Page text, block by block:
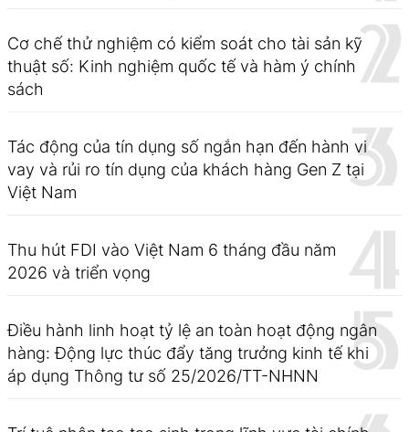
Cơ chế thử nghiệm có kiểm soát cho tài sản kỹ
thuật số: Kinh nghiệm quốc tế và hàm ý chính
sách
Tác động của tín dụng số ngắn hạn đến hành vi
vay và rủi ro tín dụng của khách hàng Gen Z tại
Việt Nam
Thu hút FDI vào Việt Nam 6 tháng đầu năm
2026 và triển vọng
Điều hành linh hoạt tỷ lệ an toàn hoạt động ngân
hàng: Động lực thúc đẩy tăng trưởng kinh tế khi
áp dụng Thông tư số 25/2026/TT-NHNN